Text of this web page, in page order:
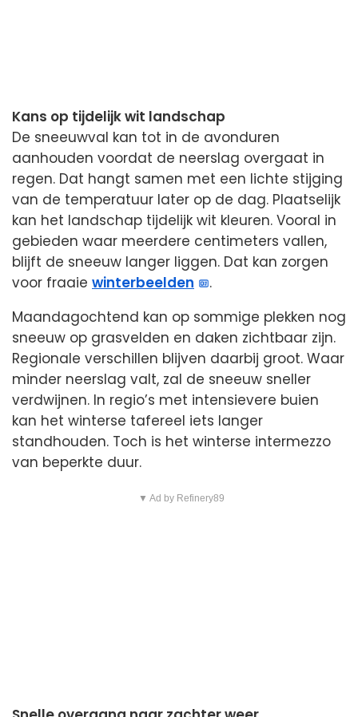
Kans op tijdelijk wit landschap
De sneeuwval kan tot in de avonduren
aanhouden voordat de neerslag overgaat in
regen. Dat hangt samen met een lichte stijging
van de temperatuur later op de dag. Plaatselijk
kan het landschap tijdelijk wit kleuren. Vooral in
gebieden waar meerdere centimeters vallen,
blijft de sneeuw langer liggen. Dat kan zorgen
voor fraaie winterbeelden
.
Maandagochtend kan op sommige plekken nog
sneeuw op grasvelden en daken zichtbaar zijn.
Regionale verschillen blijven daarbij groot. Waar
minder neerslag valt, zal de sneeuw sneller
verdwijnen. In regio’s met intensievere buien
kan het winterse tafereel iets langer
standhouden. Toch is het winterse intermezzo
van beperkte duur.
▼ Ad by Refinery89